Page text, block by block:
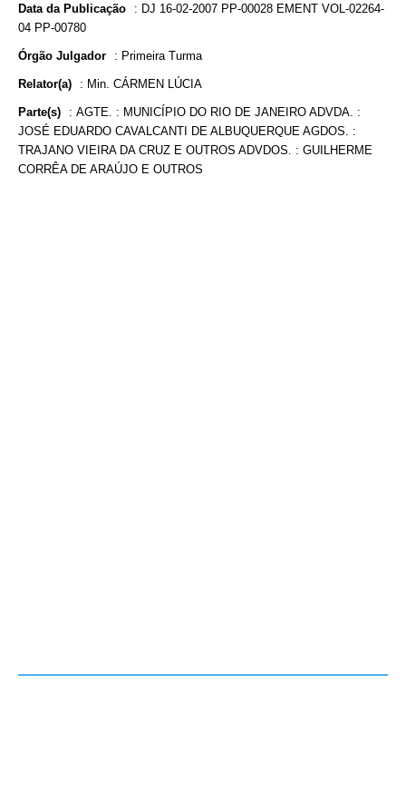
Data da Publicação : DJ 16-02-2007 PP-00028 EMENT VOL-02264-
04 PP-00780
Órgão Julgador : Primeira Turma
Relator(a) : Min. CÁRMEN LÚCIA
Parte(s) : AGTE. : MUNICÍPIO DO RIO DE JANEIRO ADVDA. :
JOSÉ EDUARDO CAVALCANTI DE ALBUQUERQUE AGDOS. :
TRAJANO VIEIRA DA CRUZ E OUTROS ADVDOS. : GUILHERME
CORRÊA DE ARAÚJO E OUTROS